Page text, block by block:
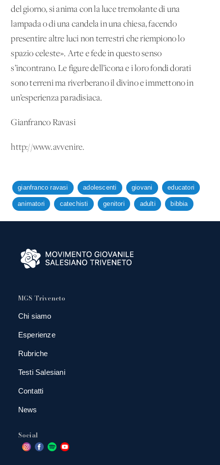
del giorno, si anima con la luce tremolante di una
lampada o di una candela in una chiesa, facendo
presentire altre luci non terrestri che riempiono lo
spazio celeste». Arte e fede in questo senso
s’incontrano. Le figure dell’icona e i loro fondi dorati
sono terreni ma riverberano il divino e immettono in
un’esperienza paradisiaca.
Gianfranco Ravasi
http://www.avvenire.
gianfranco ravasi adolescenti giovani educatori
animatori catechisti genitori adulti bibbia
MGS Triveneto
Chi siamo
Esperienze
Rubriche
Testi Salesiani
Contatti
News
Social